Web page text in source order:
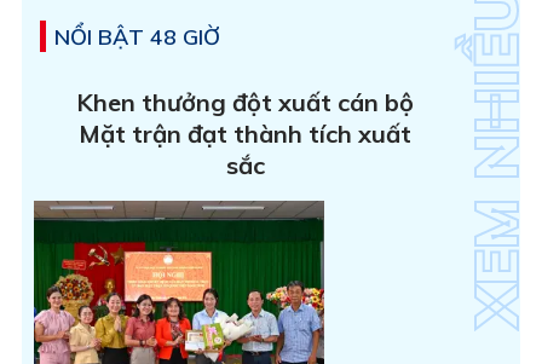
NỔI BẬT 48 GIỜ
Khen thưởng đột xuất cán bộ
Mặt trận đạt thành tích xuất
sắc